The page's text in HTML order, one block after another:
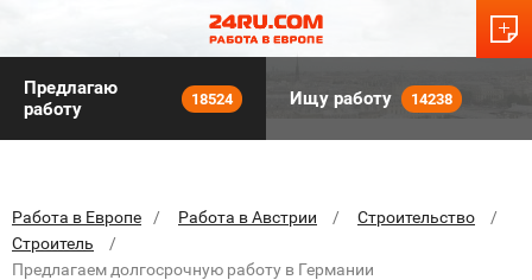
Предлагаю
работу
18524 Ищу работу 14238
Работа в Европе Работа в Австрии
Строительство
Строитель
Предлагаем долгосрочную работу в Германии